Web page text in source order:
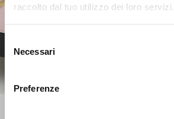
raccolto dal tuo utilizzo dei loro servizi.
delNecessari
Preferenze